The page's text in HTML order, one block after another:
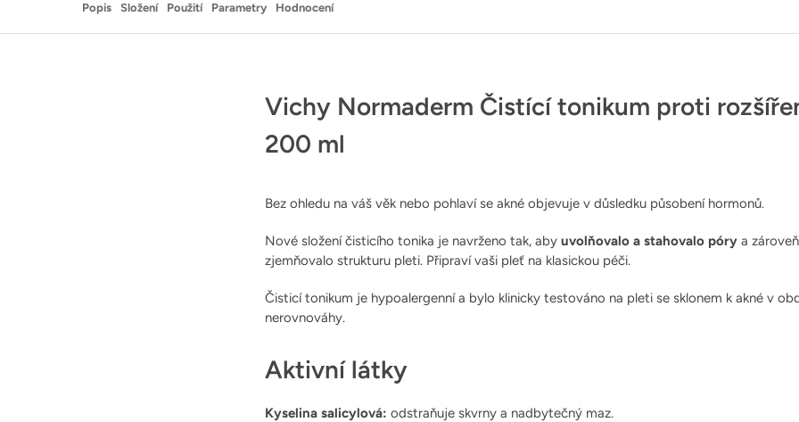
Popis Složení Použití Parametry Hodnocení
Vichy Normaderm Čistící tonikum proti
200 ml
Bez ohledu na váš věk nebo pohlaví se akné objevuje v důsledku působení hormonů.
Nové složení čisticího tonika je navrženo tak, aby uvolňovalo a stahovalo póry a
zjemňovalo strukturu pleti. Připraví vaši pleť na klasickou péči.
Čisticí tonikum je hypoalergenní a bylo klinicky testováno na pleti se sklonem k akné v
nerovnováhy.
Aktivní látky
Kyselina salicylová: odstraňuje skvrny a nadbytečný maz.